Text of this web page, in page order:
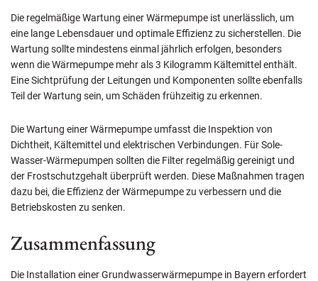
Die regelmäßige Wartung einer Wärmepumpe ist unerlässlich, um
eine lange Lebensdauer und optimale Effizienz zu sicherstellen. Die
Wartung sollte mindestens einmal jährlich erfolgen, besonders
wenn die Wärmepumpe mehr als 3 Kilogramm Kältemittel enthält.
Eine Sichtprüfung der Leitungen und Komponenten sollte ebenfalls
Teil der Wartung sein, um Schäden frühzeitig zu erkennen.
Die Wartung einer Wärmepumpe umfasst die Inspektion von
Dichtheit, Kältemittel und elektrischen Verbindungen. Für Sole-
Wasser-Wärmepumpen sollten die Filter regelmäßig gereinigt und
der Frostschutzgehalt überprüft werden. Diese Maßnahmen tragen
dazu bei, die Effizienz der Wärmepumpe zu verbessern und die
Betriebskosten zu senken.
Zusammenfassung
Die Installation einer Grundwasserwärmepumpe in Bayern erfordert